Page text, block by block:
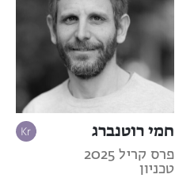
חמי רוטנברג
פרס קריל 2025
טכניון